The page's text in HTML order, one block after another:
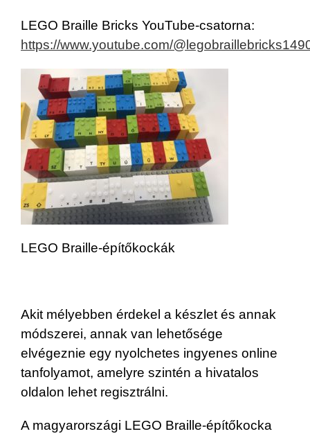
LEGO Braille Bricks YouTube-csatorna:
https://www.youtube.com/
LEGO Braille-építőkockák
Akit mélyebben érdekel a készlet és annak
módszerei, annak van lehetősége
elvégeznie egy nyolchetes ingyenes online
tanfolyamot, amelyre szintén a hivatalos
oldalon lehet regisztrálni.
A magyarországi LEGO Braille-építőkocka